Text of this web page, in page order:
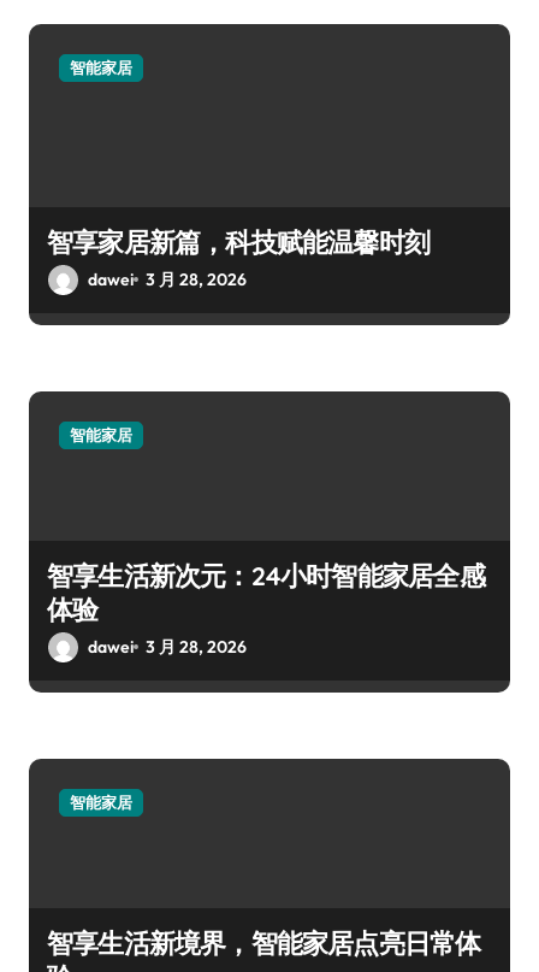
智能家居
智享家居新篇，科技赋能温馨时刻
dawei 3 月 28, 2026
智能家居
智享生活新次元：24小时智能家居全感
体验
dawei 3 月 28, 2026
智能家居
智享生活新境界，智能家居点亮日常体